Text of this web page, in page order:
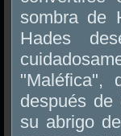
sombra de
Hades
"Maléfica",
después de
su abrigo